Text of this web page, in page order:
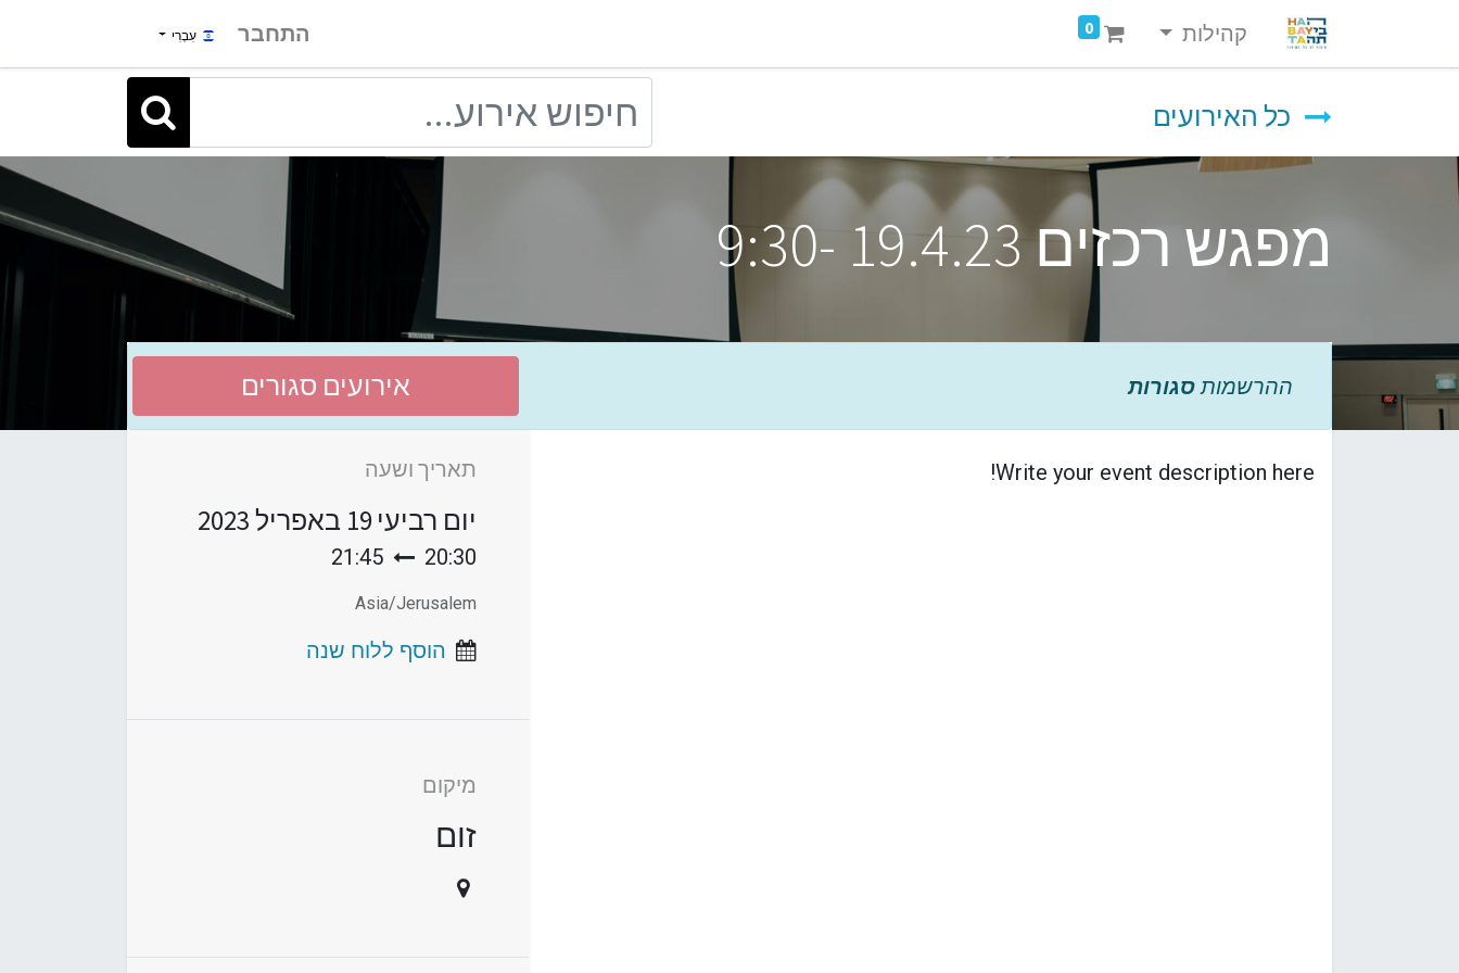
קהילות 0 התחבר עִבְרִי
כל האירועים
מפגש רכזים 19.4.23 -9:30
ההרשמות סגורות אירועים סגורים
Write your event description here! תאריך ושעה
יום רביעי 19 באפריל 2023
20:30
21:45
Asia/Jerusalem
הוסף ללוח שנה
מיקום
זום